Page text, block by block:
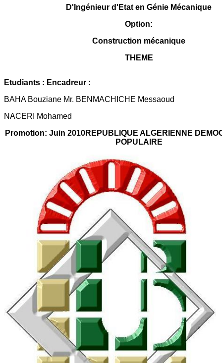
D'Ingénieur d'Etat en Génie Mécanique
Option:
Construction mécanique
THEME
Etudiants : Encadreur :
BAHA Bouziane Mr. BENMACHICHE Messaoud
NACERI Mohamed
Promotion: Juin 2010REPUBLIQUE ALGERIENNE
POPULAIRE